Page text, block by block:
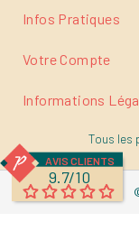
Infos Pratiques
Votre Compte
Informations
AVIS CLIENTS
9.7/10
Tous les